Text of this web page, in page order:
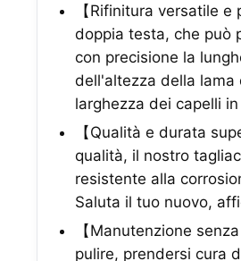
【Rifinitura versatile
doppia testa, che può
con precisione la
dell'altezza della lama
larghezza dei capelli
【Qualità e durata
qualità, il nostro
resistente alla
Saluta il tuo nuovo,
【Manutenzione
pulire, prendersi cura